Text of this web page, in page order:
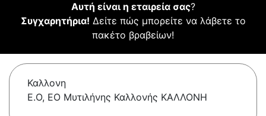
Αυτή είναι η εταιρεία σας?
Συγχαρητήρια! Δείτε πώς μπορείτε να λάβετε το
πακέτο βραβείων!
Καλλονη
Ε.Ο, ΕΟ Μυτιλήνης Καλλονής ΚΑΛΛΟΝΗ